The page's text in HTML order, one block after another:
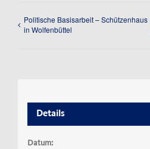
Politische Basisarbeit – Schützenhaus
in Wolfenbüttel
Details
Datum: